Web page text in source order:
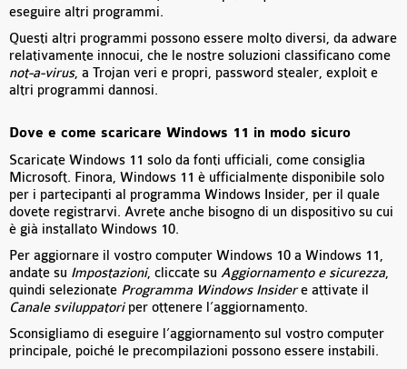
eseguire altri programmi.
Questi altri programmi possono essere molto diversi, da adware
relativamente innocui, che le nostre soluzioni classificano come
not-a-virus, a Trojan veri e propri, password stealer, exploit e
altri programmi dannosi.
Dove e come scaricare Windows 11 in modo sicuro
Scaricate Windows 11 solo da fonti ufficiali, come consiglia
Microsoft. Finora, Windows 11 è ufficialmente disponibile solo
per i partecipanti al programma Windows Insider, per il quale
dovete registrarvi. Avrete anche bisogno di un dispositivo su cui
è già installato Windows 10.
Per aggiornare il vostro computer Windows 10 a Windows 11,
andate su Impostazioni, cliccate su Aggiornamento e sicurezza,
quindi selezionate Programma Windows Insidere attivate il
Canale sviluppatoriper ottenere l’aggiornamento.
Sconsigliamo di eseguire l’aggiornamento sul vostro computer
principale, poiché le precompilazioni possono essere instabili.